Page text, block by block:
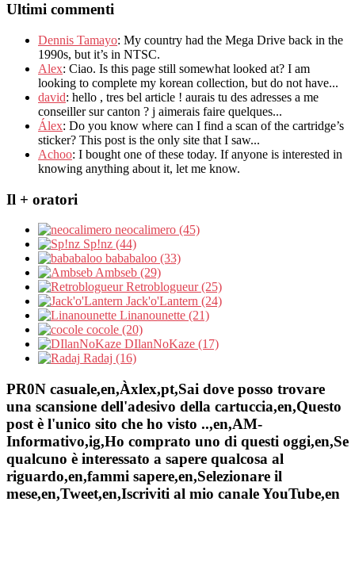
Ultimi commenti
Dennis Tamayo: My country had the Mega Drive back in the
1990s, but it’s in NTSC.
Alex: Ciao. Is this page still somewhat looked at? I am
looking to complete my korean collection, but do not have...
david: hello , tres bel article ! aurais tu des adresses a me
conseiller sur canton ? j aimerais faire quelques...
Álex: Do you know where can I find a scan of the cartridge’s
sticker? This post is the only site that I saw...
Achoo: I bought one of these today. If anyone is interested in
knowing anything about it, let me know.
Il + oratori
neocalimero (45)
Sp!nz (44)
bababaloo (33)
Ambseb (29)
Retroblogueur (25)
Jack'o'Lantern (24)
Linanounette (21)
cocole (20)
DIlanNoKaze (17)
Radaj (16)
PR0N casuale,en,Àxlex,pt,Sai dove posso trovare
una scansione dell'adesivo della cartuccia,en,Questo
post è l'unico sito che ho visto ..,en,AM-
Informativo,ig,Ho comprato uno di questi oggi,en,Se
qualcuno è interessato a sapere qualcosa al
riguardo,en,fammi sapere,en,Selezionare il
mese,en,Tweet,en,Iscriviti al mio canale YouTube,en